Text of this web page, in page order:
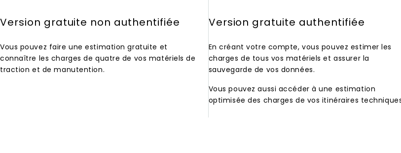
Version gratuite non authentifiée
Vous pouvez faire une estimation gratuite et
connaître les charges de quatre de vos matériels de
traction et de manutention.
Version gratuite authentifiée
En créant votre compte, vous pouvez estimer les
charges de tous vos matériels et assurer la
sauvegarde de vos données.
Vous pouvez aussi accéder à une estimation
optimisée des charges de vos itinéraires